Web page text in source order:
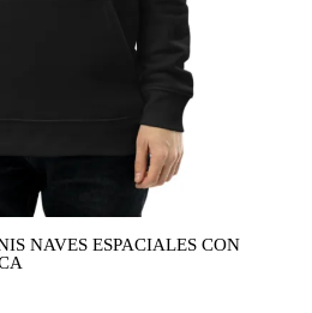
NAVES ESPACIALES CON